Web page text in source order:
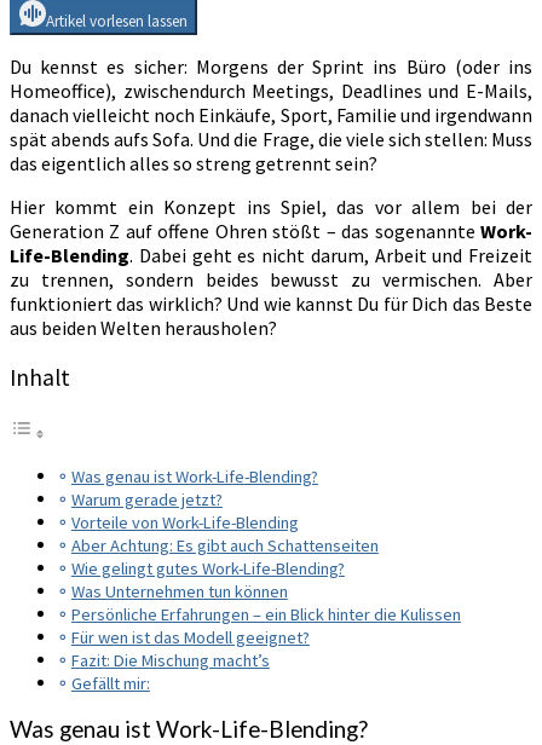
in
Einklang
bringst
Artikel vorlesen lassen
Du kennst es sicher: Morgens der Sprint ins Büro (oder ins
Homeoffice), zwischendurch Meetings, Deadlines und E-Mails,
danach vielleicht noch Einkäufe, Sport, Familie und irgendwann
spät abends aufs Sofa. Und die Frage, die viele sich stellen: Muss
das eigentlich alles so streng getrennt sein?
Hier kommt ein Konzept ins Spiel, das vor allem bei der
Generation Z auf offene Ohren stößt – das sogenannte Work-
Life-Blending. Dabei geht es nicht darum, Arbeit und Freizeit
zu trennen, sondern beides bewusst zu vermischen. Aber
funktioniert das wirklich? Und wie kannst Du für Dich das Beste
aus beiden Welten herausholen?
Inhalt
Was genau ist Work-Life-Blending?
Warum gerade jetzt?
Vorteile von Work-Life-Blending
Aber Achtung: Es gibt auch Schattenseiten
Wie gelingt gutes Work-Life-Blending?
Was Unternehmen tun können
Persönliche Erfahrungen – ein Blick hinter die Kulissen
Für wen ist das Modell geeignet?
Fazit: Die Mischung macht’s
Gefällt mir:
Was genau ist Work-Life-Blending?